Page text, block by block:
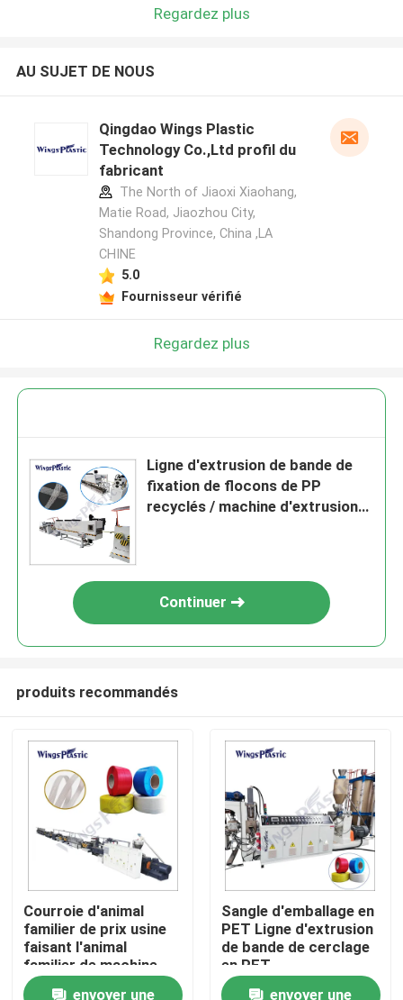
Produits
Au sujet de nous
Regardez plus
AU SUJET DE NOUS
Qingdao Wings Plastic
Technology Co.,Ltd profil du
fabricant
The North of Jiaoxi Xiaohang,
Matie Road, Jiaozhou City,
Shandong Province, China ,LA
CHINE
5.0
Fournisseur vérifié
Regardez plus
Ligne d'extrusion de bande de
fixation de flocons de PP
recyclés / machine d'extrusion
Continuer
produits recommandés
Courroie d'animal
familier de prix usine
faisant l'animal
familier de machine
attachant la machine
envoyer une
Sangle d'emballage en
PET Ligne d'extrusion
de bande de cerclage
en PET
envoyer une